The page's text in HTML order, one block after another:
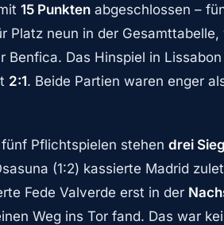
15 Punkten abgeschlossen –
Platz neun in der Gesamttabelle,
Benfica. Das Hinspiel in
2:1. Beide Partien waren enger
Pflichtspielen stehen drei
(1:2) kassierte Madrid
Fede Valverde erst in der
Weg ins Tor fand. Das war